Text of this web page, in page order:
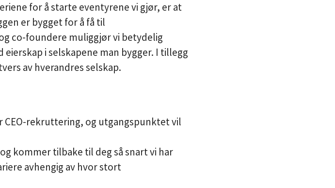
for å starte eventyrene vi gjør, er at
er bygget for å få til
og co-foundere muliggjør vi betydelig
i selskapene man bygger. I tillegg
av hverandres selskap.
CEO-rekruttering, og utgangspunktet vil
kommer tilbake til deg så snart vi har
avhengig av hvor stort